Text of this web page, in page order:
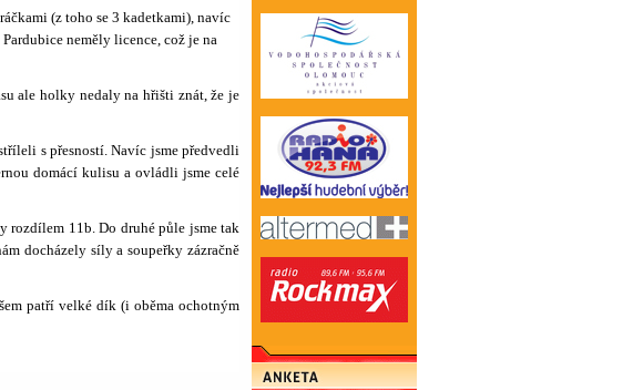
(z toho se 3 kadetkami), navíc
neměly licence, což je na
ale holky nedaly na hřišti znát, že je
s přesností. Navíc jsme předvedli
domácí kulisu a ovládli jsme celé
rozdílem 11b. Do druhé půle jsme tak
docházely síly a soupeřky zázračně
patří velké dík (i oběma ochotným